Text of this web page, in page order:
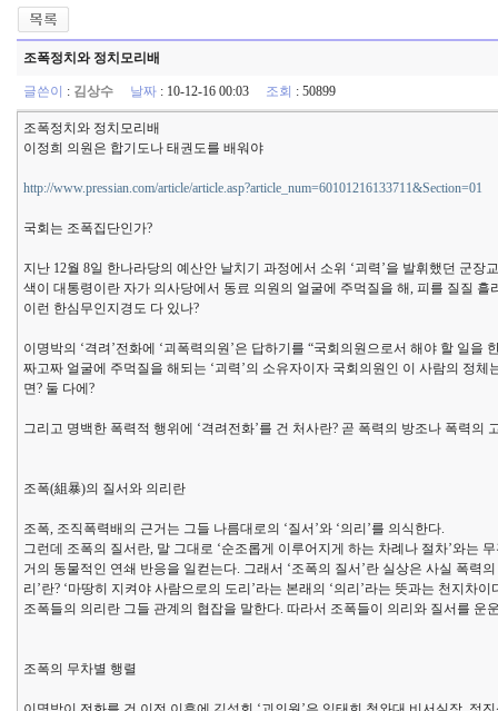
조폭정치와 정치모리배
글쓴이 : 김상수 날짜 : 10-12-16 00:03 조회 : 50899
조폭정치와 정치모리배
이정희 의원은 합기도나 태권도를 배워야
http://www.pressian.com/article/article.asp?article_num=60101216133711&Section=01
국회는 조폭집단인가?
지난 12월 8일 한나라당의 예산안 날치기 과정에서 소위 ‘괴력’을 발휘했던 군
색이 대통령이란 자가 의사당에서 동료 의원의 얼굴에 주먹질을 해, 피를 질질
이런 한심무인지경도 다 있나?
이명박의 ‘격려’전화에 ‘괴폭력의원’은 답하기를 “국회의원으로서 해야 할 일
짜고짜 얼굴에 주먹질을 해되는 ‘괴력’의 소유자이자 국회의원인 이 사람의 정
면? 둘 다에?
그리고 명백한 폭력적 행위에 ‘격려전화’를 건 처사란? 곧 폭력의 방조나 폭력
조폭(組暴)의 질서와 의리란
조폭, 조직폭력배의 근거는 그들 나름대로의 ‘질서’와 ‘의리’를 의식한다.
그런데 조폭의 질서란, 말 그대로 ‘순조롭게 이루어지게 하는 차례나 절차’와는
거의 동물적인 연쇄 반응을 일컫는다. 그래서 ‘조폭의 질서’란 실상은 사실 폭
리’란? ‘마땅히 지켜야 사람으로의 도리’라는 본래의 ‘의리’라는 뜻과는 천지차이
조폭들의 의리란 그들 관계의 협잡을 말한다. 따라서 조폭들이 의리와 질서를 운
조폭의 무차별 행렬